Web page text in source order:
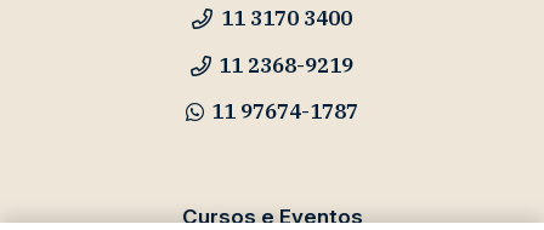
11 3170 3400
11 2368-9219
11 97674-1787
Cursos e Eventos